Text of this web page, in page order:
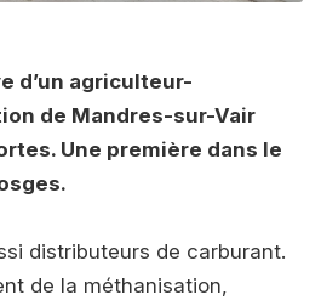
d’un agriculteur-
de Mandres-sur-Vair
Une première dans le
distributeurs de carburant.
de la méthanisation,